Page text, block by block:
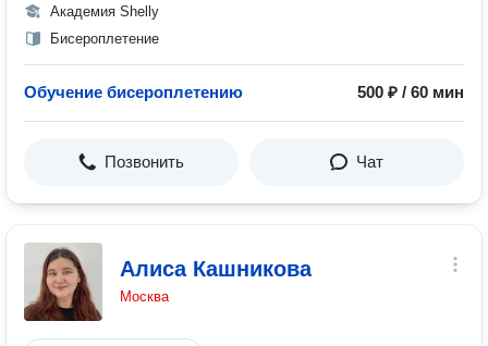
Академия Shelly
Бисероплетение
Обучение бисероплетению 500 ₽ / 60 мин
Позвонить Чат
Алиса Кашникова
Москва